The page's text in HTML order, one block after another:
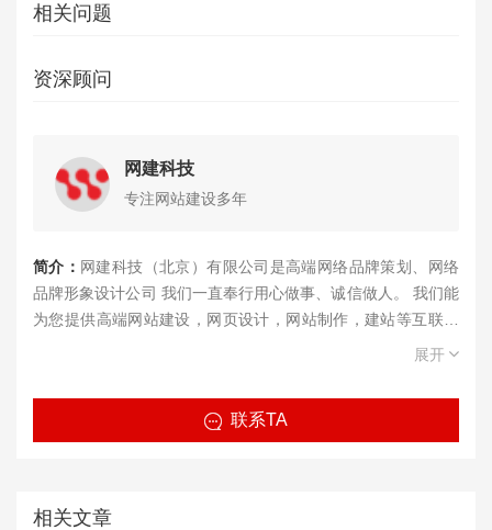
相关问题
资深顾问
网建科技
专注网站建设多年
简介： 网建科技（北京）有限公司是高端网络品牌策划、网络
品牌形象设计公司 我们一直奉行用心做事、诚信做人。 我们能
为您提供高端网站建设，网页设计，网站制作，建站等互联网
服务， 我们的目标是将网建科技打造成网网站建设、网页设
展开
联系TA
相关文章